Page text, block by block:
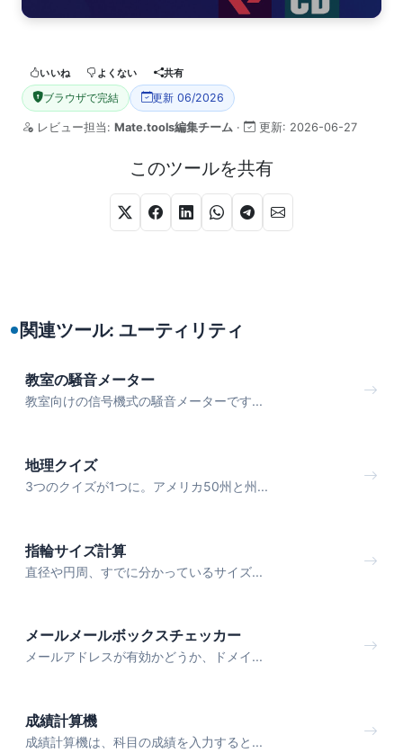
いいね よくない 共有
ブラウザで完結 更新 06/2026
レビュー担当: Mate.tools編集チーム · 更新: 2026-06-27
このツールを共有
関連ツール: ユーティリティ
教室の騒音メーター
教室向けの信号機式の騒音メーターです...
地理クイズ
3つのクイズが1つに。アメリカ50州と州...
指輪サイズ計算
直径や円周、すでに分かっているサイズ...
メールメールボックスチェッカー
メールアドレスが有効かどうか、ドメイ...
成績計算機
成績計算機は、科目の成績を入力すると...